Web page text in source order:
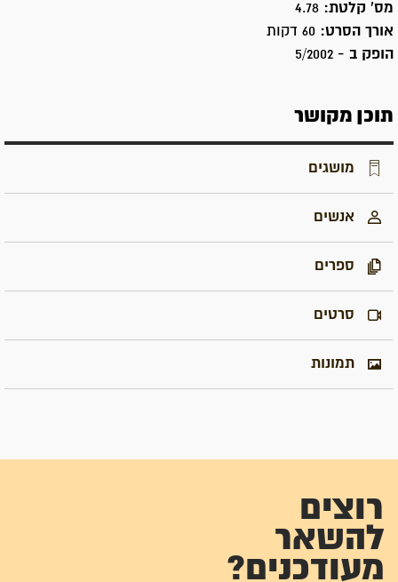
מס' קלטת:
אורך הסרט:
הופק ב -
תוכן מקושר
מושגים
אנשים
ספרים
סרטים
תמונות
רוצים
להשאר
מעודכנים?